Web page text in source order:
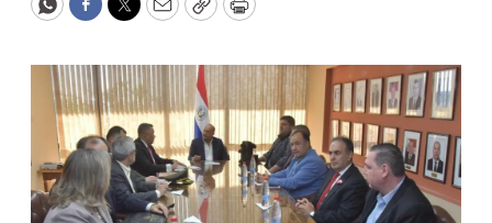
WhatsApp
Facebook
Twitter
EmailCopyPrint